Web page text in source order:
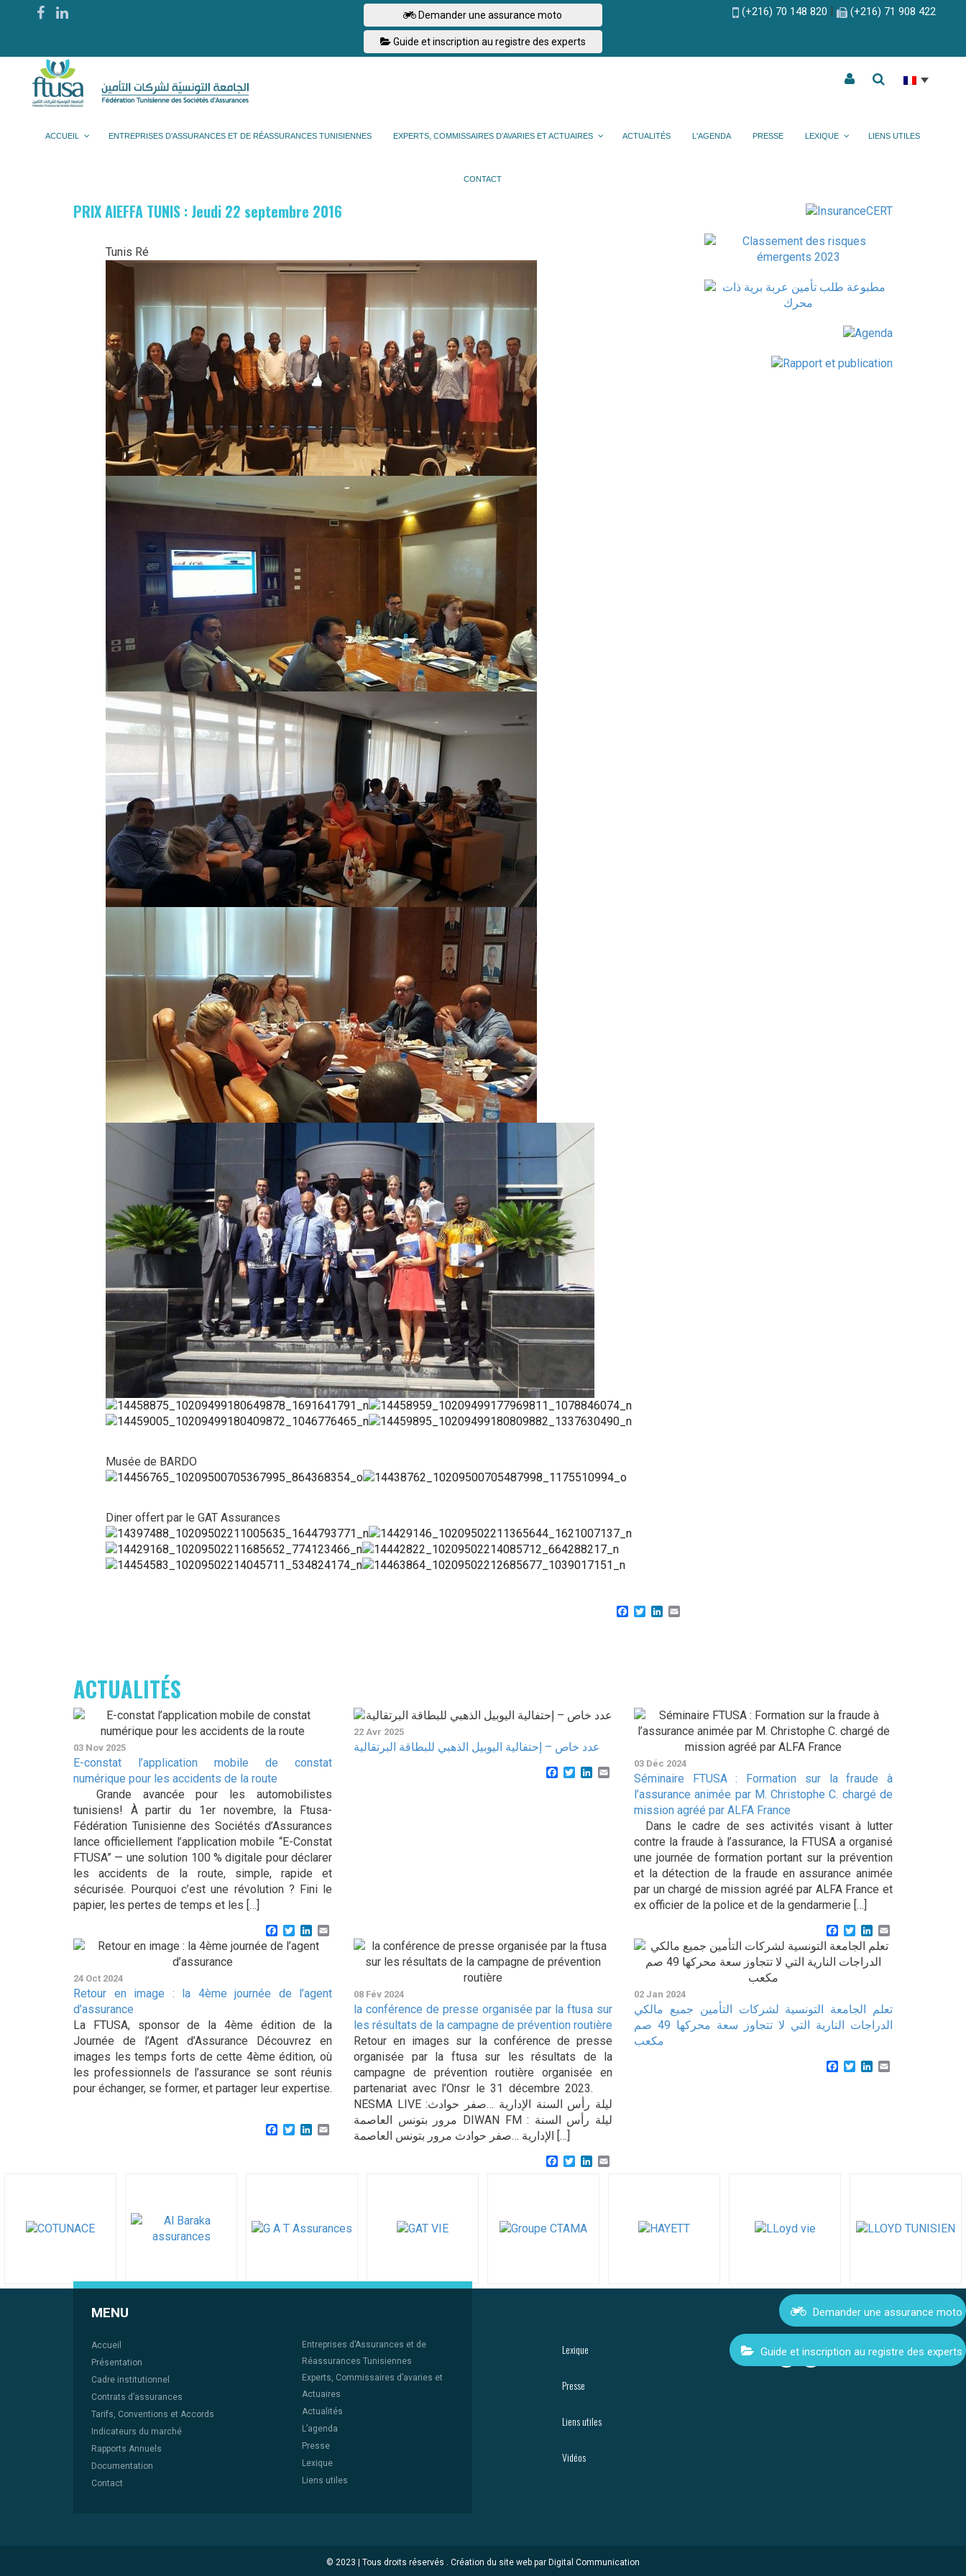
Demander une assurance moto
Guide et inscription au registre des experts
(+216) 70 148 820 | (+216) 71 908 422
ACCUEIL ENTREPRISES D’ASSURANCES ET DE RÉASSURANCES TUNISIENNES EXPERTS, COMMISSAIRES D’AVARIES ET ACTUAIRES ACTUALITÉS L'AGENDA PRESSE LEXIQUE LIENS UTILES
CONTACT
PRIX AIEFFA TUNIS : Jeudi 22 septembre 2016
Tunis Ré
Musée de BARDO
Diner offert par le GAT Assurances
Facebook
TwitterLinkedIn
Email
ACTUALITÉS
03 Nov 2025
E-constat l’application mobile de constat
numérique pour les accidents de la route
Grande avancée pour les automobilistes
tunisiens! À partir du 1er novembre, la Ftusa-
Fédération Tunisienne des Sociétés d’Assurances
lance officiellement l’application mobile “E-Constat
FTUSA” — une solution 100 % digitale pour déclarer
les accidents de la route, simple, rapide et
sécurisée. Pourquoi c’est une révolution ? Fini le
papier, les pertes de temps et les […]
Facebook
TwitterLinkedIn
22 Avr 2025
عدد خاص – إحتفالية اليوبيل الذهبي للبطاقة البرتقالية
Facebook
TwitterLinkedIn
Email
03 Déc 2024
Séminaire FTUSA : Formation sur la fraude à
l’assurance animée par M. Christophe C. chargé de
mission agréé par ALFA France
Dans le cadre de ses activités visant à lutter
contre la fraude à l’assurance, la FTUSA a organisé
une journée de formation portant sur la prévention
et la détection de la fraude en assurance animée
par un chargé de mission agréé par ALFA France et
ex officier de la police et de la gendarmerie […]
Facebook
TwitterLinkedIn
24 Oct 2024
Retour en image : la 4ème journée de l’agent
d’assurance
La FTUSA, sponsor de la 4ème édition de la
Journée de l’Agent d’Assurance Découvrez en
images les temps forts de cette 4ème édition, où
les professionnels de l’assurance se sont réunis
pour échanger, se former, et partager leur expertise.
Facebook
TwitterLinkedIn
08 Fév 2024
la conférence de presse organisée par la ftusa sur
les résultats de la campagne de prévention routière
Retour en images sur la conférence de presse
organisée par la ftusa sur les résultats de la
campagne de prévention routière organisée en
partenariat avec l’Onsr le 31 décembre 2023.
NESMA LIVE :ليلة رأس السنة الإدارية …صفر حوادث
مرور بتونس العاصمة DIWAN FM : ليلة رأس السنة
الإدارية …صفر حوادث مرور بتونس العاصمة […]
Facebook
TwitterLinkedIn
02 Jan 2024
تعلم الجامعة التونسية لشركات التأمين جميع مالكي
الدراجات النارية التي لا تتجاوز سعة محركها 49 صم
مكعب
Facebook
TwitterLinkedIn
MENU
Accueil
Présentation
Cadre institutionnel
Contrats d’assurances
Tarifs, Conventions et Accords
Indicateurs du marché
Rapports Annuels
Documentation
Contact
Entreprises d’Assurances et de
Réassurances Tunisiennes
Experts, Commissaires d’avaries et
Actuaires
Actualités
L’agenda
Presse
Lexique
Liens utiles
Lexique
Presse
Liens utiles
Vidéos
© 2023 | Tous droits réservés . Création du site web par Digital Communication
Demander une assurance moto
Guide et inscription au registre des experts